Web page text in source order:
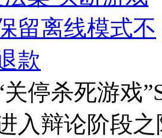
停杀死游戏
入辩论阶段